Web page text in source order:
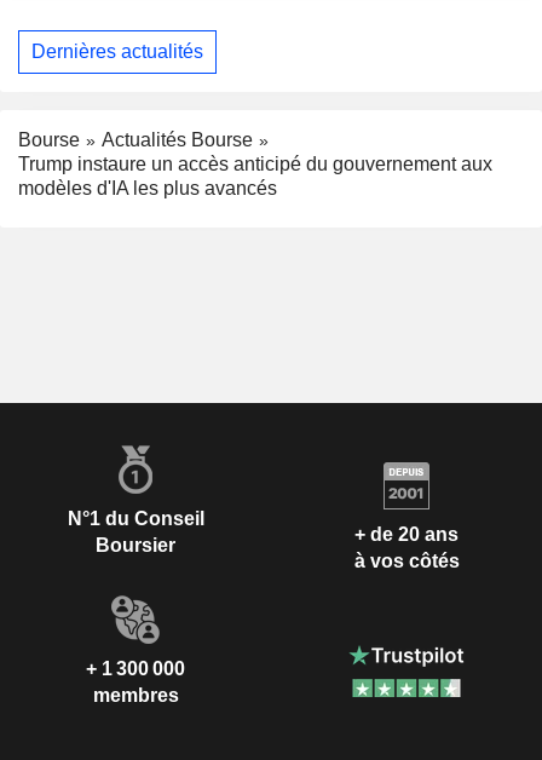
Dernières actualités
Bourse
Actualités Bourse
Trump instaure un accès anticipé du gouvernement aux
modèles d'IA les plus avancés
N°1 du Conseil
Boursier
+ de 20 ans
à vos côtés
+ 1 300 000
membres